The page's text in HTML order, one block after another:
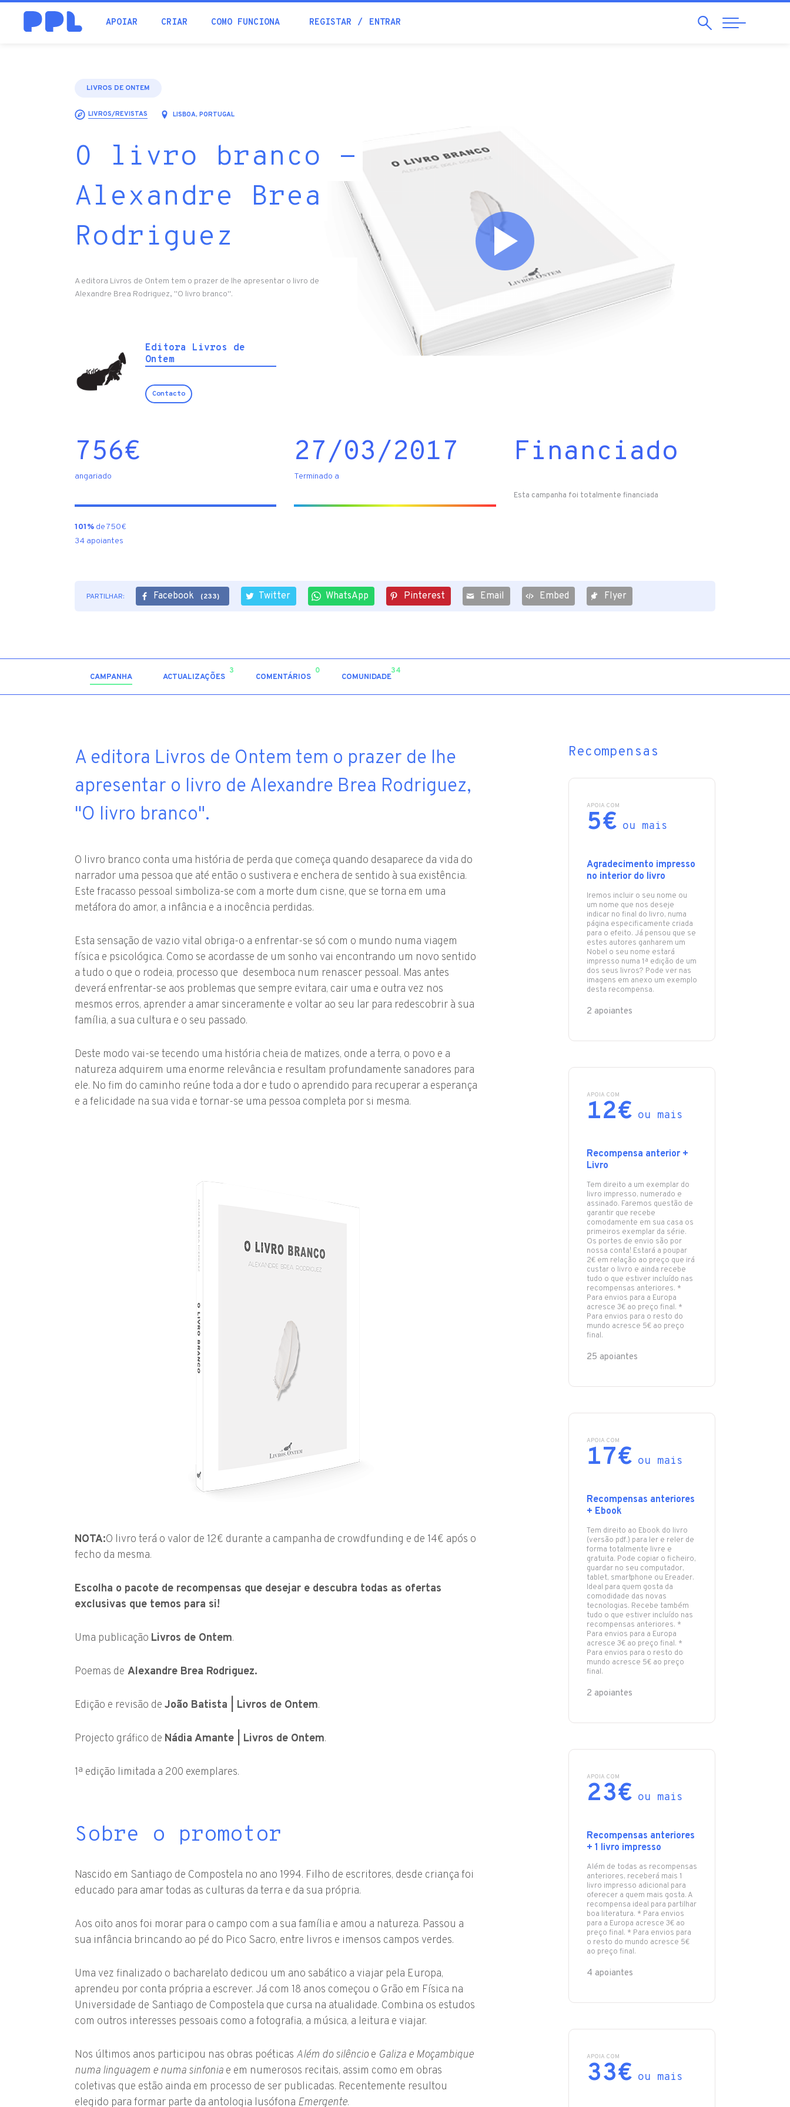
APOIAR CRIAR COMO FUNCIONA REGISTAR ENTRAR Pesquisar
Abrir
Navegação
procura
LIVROS DE ONTEM
LIVROS/REVISTAS LISBOA, PORTUGAL
O livro branco -
Alexandre Brea
Rodriguez
A editora Livros de Ontem tem o prazer de lhe apresentar o livro de
Alexandre Brea Rodriguez, "O livro branco".
Editora Livros de
Ontem
Contacto
756€
angariado
101% de 750€
34 apoiantes
27/03/2017
Terminado a
Financiado
Esta campanha foi totalmente financiada
PARTILHAR: Facebook (233) Twitter WhatsApp Pinterest Email Embed Flyer
CAMPANHA ACTUALIZAÇÕES
3
COMENTÁRIOS
0
COMUNIDADE
34
A editora Livros de Ontem tem o prazer de lhe
apresentar o livro de Alexandre Brea Rodriguez,
"O livro branco".
O livro branco conta uma história de perda que começa quando desaparece da vida do
narrador uma pessoa que até então o sustivera e enchera de sentido à sua existência.
Este fracasso pessoal simboliza-se com a morte dum cisne, que se torna em uma
metáfora do amor, a infância e a inocência perdidas.
Esta sensação de vazio vital obriga-o a enfrentar-se só com o mundo numa viagem
física e psicológica. Como se acordasse de um sonho vai encontrando um novo sentido
a tudo o que o rodeia, processo que desemboca num renascer pessoal. Mas antes
deverá enfrentar-se aos problemas que sempre evitara, cair uma e outra vez nos
mesmos erros, aprender a amar sinceramente e voltar ao seu lar para redescobrir à sua
família, a sua cultura e o seu passado.
Deste modo vai-se tecendo uma história cheia de matizes, onde a terra, o povo e a
natureza adquirem uma enorme relevância e resultam profundamente sanadores para
ele. No fim do caminho reúne toda a dor e tudo o aprendido para recuperar a esperança
e a felicidade na sua vida e tornar-se uma pessoa completa por si mesma.
NOTA:O livro terá o valor de 12€ durante a campanha de crowdfunding e de 14€ após o
fecho da mesma.
Escolha o pacote de recompensas que desejar e descubra todas as ofertas
exclusivas que temos para si!
Uma publicação Livros de Ontem.
Poemas de Alexandre Brea Rodriguez.
Edição e revisão de João Batista | Livros de Ontem.
Projecto gráfico de Nádia Amante | Livros de Ontem.
1ª edição limitada a 200 exemplares.
Sobre o promotor
Nascido em Santiago de Compostela no ano 1994. Filho de escritores, desde criança foi
educado para amar todas as culturas da terra e da sua própria.
Aos oito anos foi morar para o campo com a sua família e amou a natureza. Passou a
sua infância brincando ao pé do Pico Sacro, entre livros e imensos campos verdes.
Uma vez finalizado o bacharelato dedicou um ano sabático a viajar pela Europa,
aprendeu por conta própria a escrever. Já com 18 anos começou o Grão em Física na
Universidade de Santiago de Compostela que cursa na atualidade. Combina os estudos
com outros interesses pessoais como a fotografia, a música, a leitura e viajar.
Nos últimos anos participou nas obras poéticas Além do silêncioe Galiza e Moçambique
numa linguagem e numa sinfonia e em numerosos recitais, assim como em obras
coletivas que estão ainda em processo de ser publicadas. Recentemente resultou
elegido para formar parte da antologia lusófona Emergente.
Recompensas
APOIA COM
5€ ou mais
Agradecimento impresso
no interior do livro
Iremos incluir o seu nome ou
um nome que nos deseje
indicar no final do livro, numa
página especificamente criada
para o efeito. Já pensou que se
estes autores ganharem um
Nobel o seu nome estará
impresso numa 1ª edição de um
dos seus livros? Pode ver nas
imagens em anexo um exemplo
desta recompensa.
2 apoiantes
APOIA COM
12€ ou mais
Recompensa anterior +
Livro
Tem direito a um exemplar do
livro impresso, numerado e
assinado. Faremos questão de
garantir que recebe
comodamente em sua casa os
primeiros exemplar da série.
Os portes de envio são por
nossa conta! Estará a poupar
2€ em relação ao preço que irá
custar o livro e ainda recebe
tudo o que estiver incluído nas
recompensas anteriores. *
Para envios para a Europa
acresce 3€ ao preço final. *
Para envios para o resto do
mundo acresce 5€ ao preço
final.
25 apoiantes
APOIA COM
17€ ou mais
Recompensas anteriores
+ Ebook
Tem direito ao Ebook do livro
(versão pdf.) para ler e reler de
forma totalmente livre e
gratuita. Pode copiar o ficheiro,
guardar no seu computador,
tablet, smartphone ou Ereader.
Ideal para quem gosta da
comodidade das novas
tecnologias. Recebe também
tudo o que estiver incluído nas
recompensas anteriores. *
Para envios para a Europa
acresce 3€ ao preço final. *
Para envios para o resto do
mundo acresce 5€ ao preço
final.
2 apoiantes
APOIA COM
23€ ou mais
Recompensas anteriores
+ 1 livro impresso
Além de todas as recompensas
anteriores, receberá mais 1
livro impresso adicional para
oferecer a quem mais gosta. A
recompensa ideal para partilhar
boa literatura. * Para envios
para a Europa acresce 3€ ao
preço final. * Para envios para
o resto do mundo acresce 5€
ao preço final.
4 apoiantes
APOIA COM
33€ ou mais